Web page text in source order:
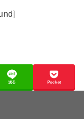
送る Pocket